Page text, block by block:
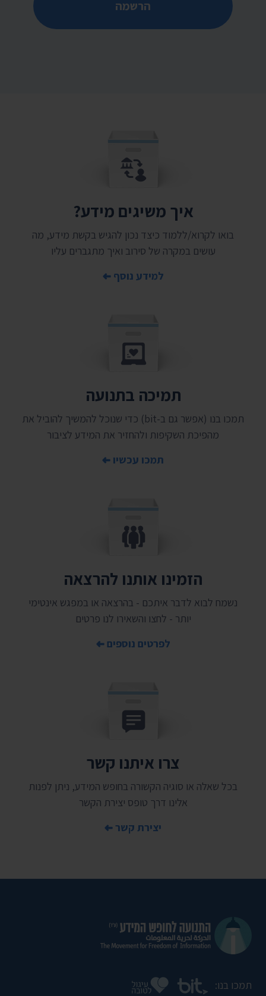
הרשמה
איך משיגים מידע?
בואו לקרוא/ללמוד כיצד נכון להגיש בקשת מידע, מה
עושים במקרה של סירוב ואיך מתגברים עליו
למידע נוסף
תמיכה בתנועה
תמכו בנו (אפשר גם ב-bit) כדי שנוכל להמשיך להוביל את
מהפיכת השקיפות ולהחזיר את המידע לציבור
תמכו עכשיו
הזמינו אותנו להרצאה
נשמח לבוא לדבר איתכם - בהרצאה או במפגש אינטימי
יותר - לחצו והשאירו לנו פרטים
לפרטים נוספים
צרו איתנו קשר
בכל שאלה או סוגיה הקשורה בחופש המידע, ניתן לפנות
אלינו דרך טופס יצירת הקשר
יצירת קשר
תמכו בנו: